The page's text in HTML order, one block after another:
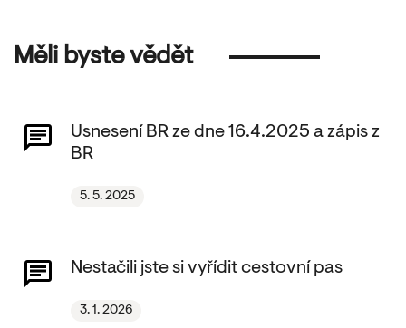
Měli byste vědět
Usnesení BR ze dne 16.4.2025 a zápis z
BR
5. 5. 2025
Nestačili jste si vyřídit cestovní pas
3. 1. 2026